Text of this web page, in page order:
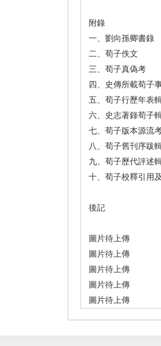
附錄
一、劉向孫卿書錄
二、荀子佚文
三、荀子真偽考
四、史傳所載荀子
五、荀子行歷年表
六、史志著錄荀子
七、荀子版本源流
八、荀子舊刊序跋
九、荀子歷代評述
十、荀子校釋引用
後記
圖片待上傳
圖片待上傳
圖片待上傳
圖片待上傳
圖片待上傳